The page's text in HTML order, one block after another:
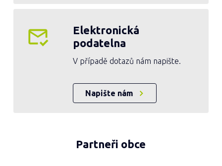
Elektronická
podatelna
V případě dotazů nám napište.
Napište nám
Partneři obce